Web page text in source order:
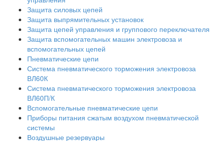
Защита силовых цепей
Защита выпрямительных установок
Защита цепей управления и группового переключателя
Защита вспомогательных машин электровоза и
вспомогательных цепей
Пневматические цепи
Система пневматического торможения электровоза
ВЛ60К
Система пневматического торможения электровоза
ВЛ60П/К
Вспомогательные пневматические цепи
Приборы питания сжатым воздухом пневматической
системы
Воздушные резервуары